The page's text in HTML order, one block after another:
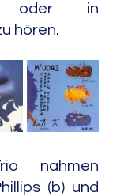
oder in
hören.
nahmen
(b) und